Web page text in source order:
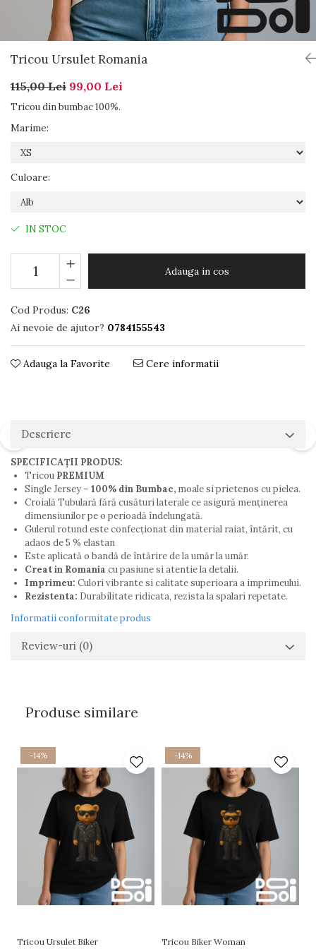
Tricou Ursulet Romania
115,00 Lei 99,00 Lei
Tricou din bumbac 100%.
Marime:
Culoare:
IN STOC
Adauga in cos
Cod Produs: C26
Ai nevoie de ajutor? 0784155543
Adauga la Favorite Cere informatii
Descriere
SPECIFICAȚII PRODUS:
Tricou PREMIUM
Single Jersey – 100% din Bumbac, moale si prietenos cu pielea.
Croială Tubulară fără cusături laterale ce asigură menţinerea
dimensiunilor pe o perioadă îndelungată.
Gulerul rotund este confecționat din material raiat, întărit, cu
adaos de 5 % elastan
Este aplicată o bandă de întărire de la umăr la umăr.
Creat in Romania cu pasiune si atentie la detalii.
Imprimeu: Culori vibrante si calitate superioara a imprimeului.
Rezistenta: Durabilitate ridicata, rezista la spalari repetate.
Informatii conformitate produs
Review-uri (0)
Produse similare
-14%
Tricou Ursulet Biker
-14%
Tricou Biker Woman